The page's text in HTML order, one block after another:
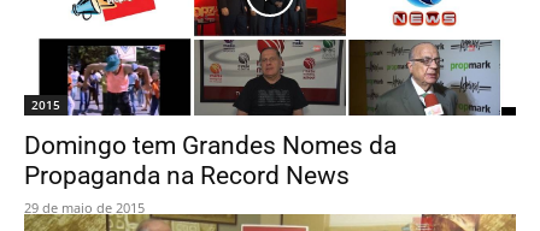
2015
Domingo tem Grandes Nomes da
Propaganda na Record News
29 de maio de 2015